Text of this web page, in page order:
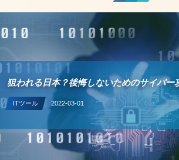
狙われる日本？後悔しないためのサイバー
ITツール 2022-03-01